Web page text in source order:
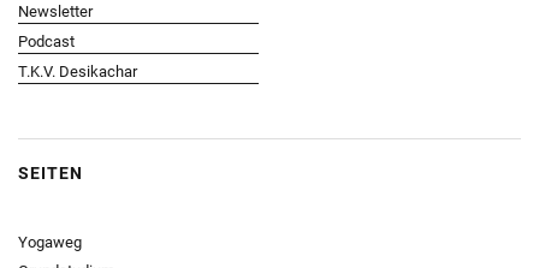
Newsletter
Podcast
T.K.V. Desikachar
SEITEN
Yogaweg